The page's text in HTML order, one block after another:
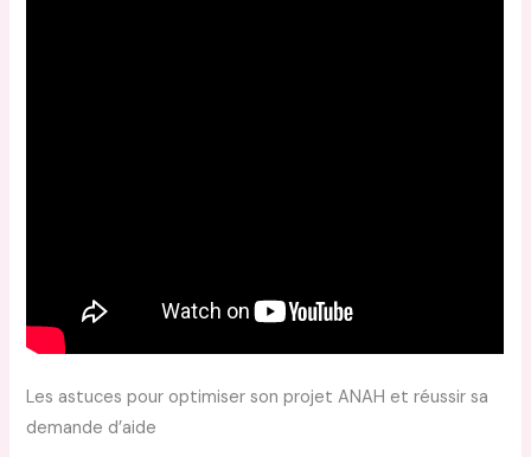
Les astuces pour optimiser son projet ANAH et réussir sa
demande d’aide